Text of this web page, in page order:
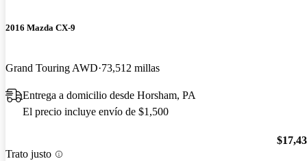
2016 Mazda CX-9
Grand Touring AWD 73,512 millas
Entrega a domicilio desde Horsham, PA
El precio incluye envío de $1,500
Trato justo